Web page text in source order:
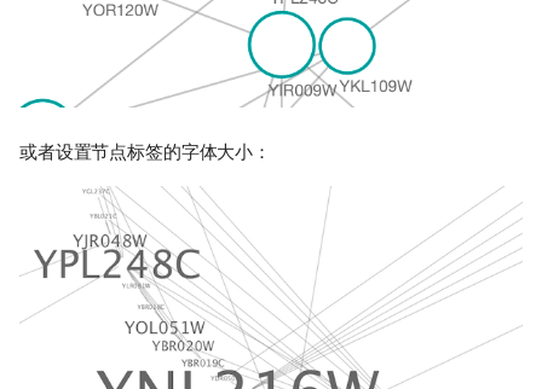
或者设置节点标签的字体大小：